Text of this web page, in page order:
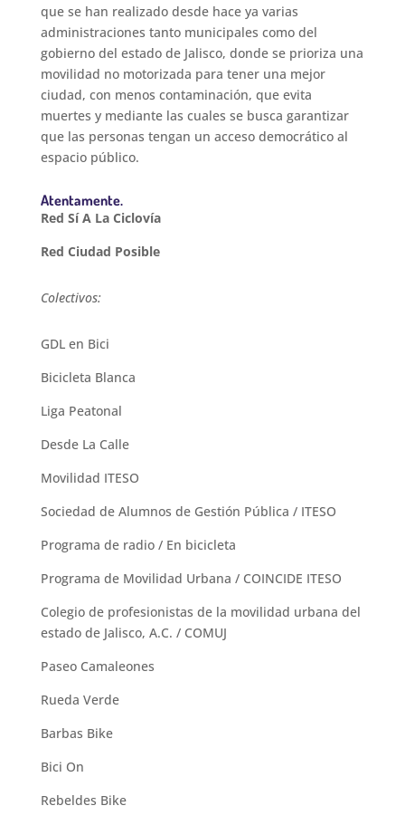
que se han realizado desde hace ya varias
administraciones tanto municipales como del
gobierno del estado de Jalisco, donde se prioriza una
movilidad no motorizada para tener una mejor
ciudad, con menos contaminación, que evita
muertes y mediante las cuales se busca garantizar
que las personas tengan un acceso democrático al
espacio público.
Atentamente.
Red Sí A La Ciclovía
Red Ciudad Posible
Colectivos:
GDL en Bici
Bicicleta Blanca
Liga Peatonal
Desde La Calle
Movilidad ITESO
Sociedad de Alumnos de Gestión Pública / ITESO
Programa de radio / En bicicleta
Programa de Movilidad Urbana / COINCIDE ITESO
Colegio de profesionistas de la movilidad urbana del
estado de Jalisco, A.C. / COMUJ
Paseo Camaleones
Rueda Verde
Barbas Bike
Bici On
Rebeldes Bike